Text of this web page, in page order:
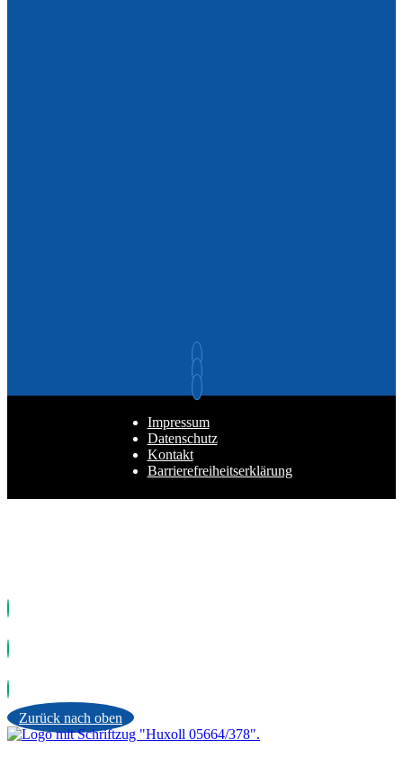
Impressum
Datenschutz
Kontakt
Barrierefreiheitserklärung
Zurück nach oben